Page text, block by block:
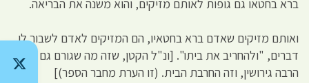
ברא בחטאו גם גופות לאותם מזיקים, והוא משנה את הבריאה.
ואותם מזיקים שאדם ברא בחטאיו, הם המזיקים לאדם לשבור לו
דברים, "ולהחריב את ביתו". [ונ"ל הקטן, שזה מה שגורם גם שיהיה
הרבה גירושין, וזה החרבת הבית. (זו הערת מחבר הספר)]